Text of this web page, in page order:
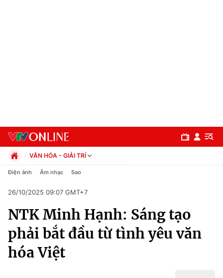
Chuyên mục
Chính trị
Xã hội
VĂN HÓA - GIẢI TRÍ
Chính trị
Pháp luật
Kinh tế
Thể thao
Truyền hình
Văn hóa - Giải trí
Điện ảnh Âm nhạc Sao
26/10/2025 09:07 GMT+7
NTK Minh Hạnh: Sáng tạo
phải bắt đầu từ tình yêu văn
hóa Việt